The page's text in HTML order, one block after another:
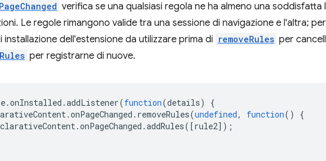
verifica se una qualsiasi regola ne ha almeno una soddisfatta
Le regole rimangono valide tra una sessione di navigazione e l'altra;
installazione dell'estensione da utilizzare prima di removeRules per
per registrarne di nuove.
.onInstalled .addListener(function(details)
{
.onPageChanged . removeRules(undefined, function()
{
.onPageChanged .addRules([rule2]);